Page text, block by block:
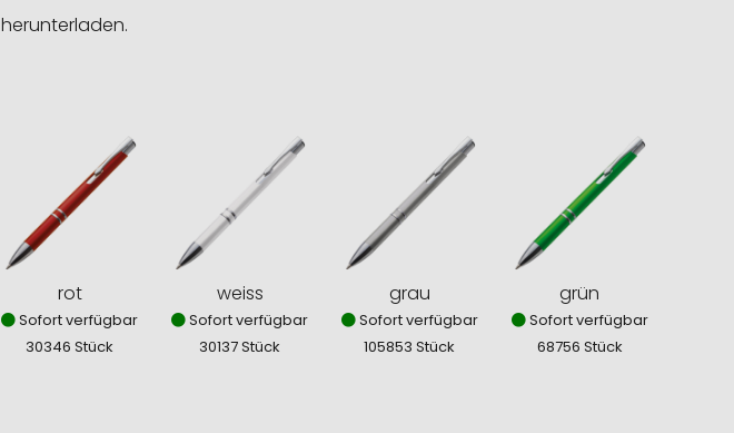
rot
Sofort verfügbar
30346 Stück
weiss
Sofort verfügbar
30137 Stück
grau
Sofort verfügbar
105853 Stück
grün
Sofort verfügbar
68756 Stück